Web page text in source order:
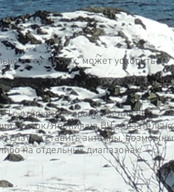
в тех местах, может ускорить
с открытием прохождения,
Восток/Япония на ВЧ обязательно
спать и ставить антенны, возможны
на отдельных диапазонах.